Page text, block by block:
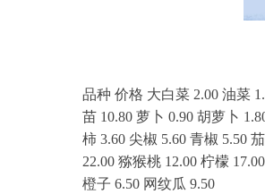
品种 价格 大白菜 2.00 油菜
苗 10.80 萝卜 0.90 胡萝卜
柿 3.60 尖椒 5.60 青椒 5.50
22.00 猕猴桃 12.00 柠檬
橙子 6.50 网纹瓜 9.50